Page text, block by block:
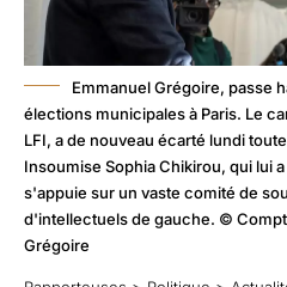
Emmanuel Grégoire, passe
élections municipales à Paris. Le
LFI, a de nouveau écarté lundi
Insoumise Sophia Chikirou, qui lui
s'appuie sur un vaste comité de
d'intellectuels de gauche. ©
Grégoire